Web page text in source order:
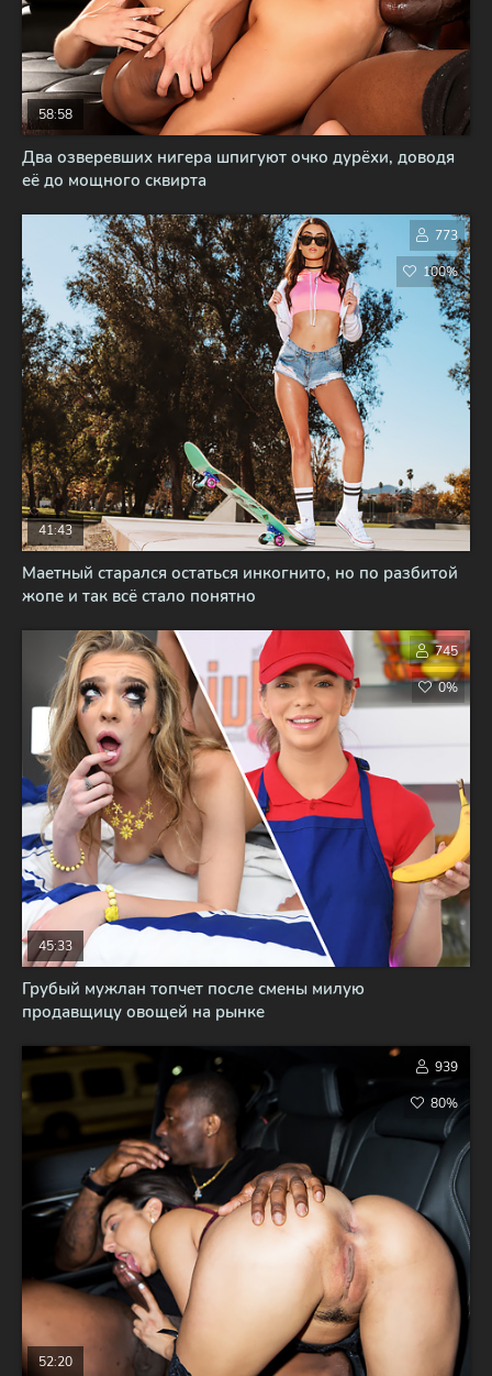
Два озверевших нигера шпигуют очко дурёхи, доводя
её до мощного сквирта
58:58
Маетный старался остаться инкогнито, но по разбитой
жопе и так всё стало понятно
41:43
773
100%
Грубый мужлан топчет после смены милую
продавщицу овощей на рынке
45:33
745
0%
52:20
939
80%